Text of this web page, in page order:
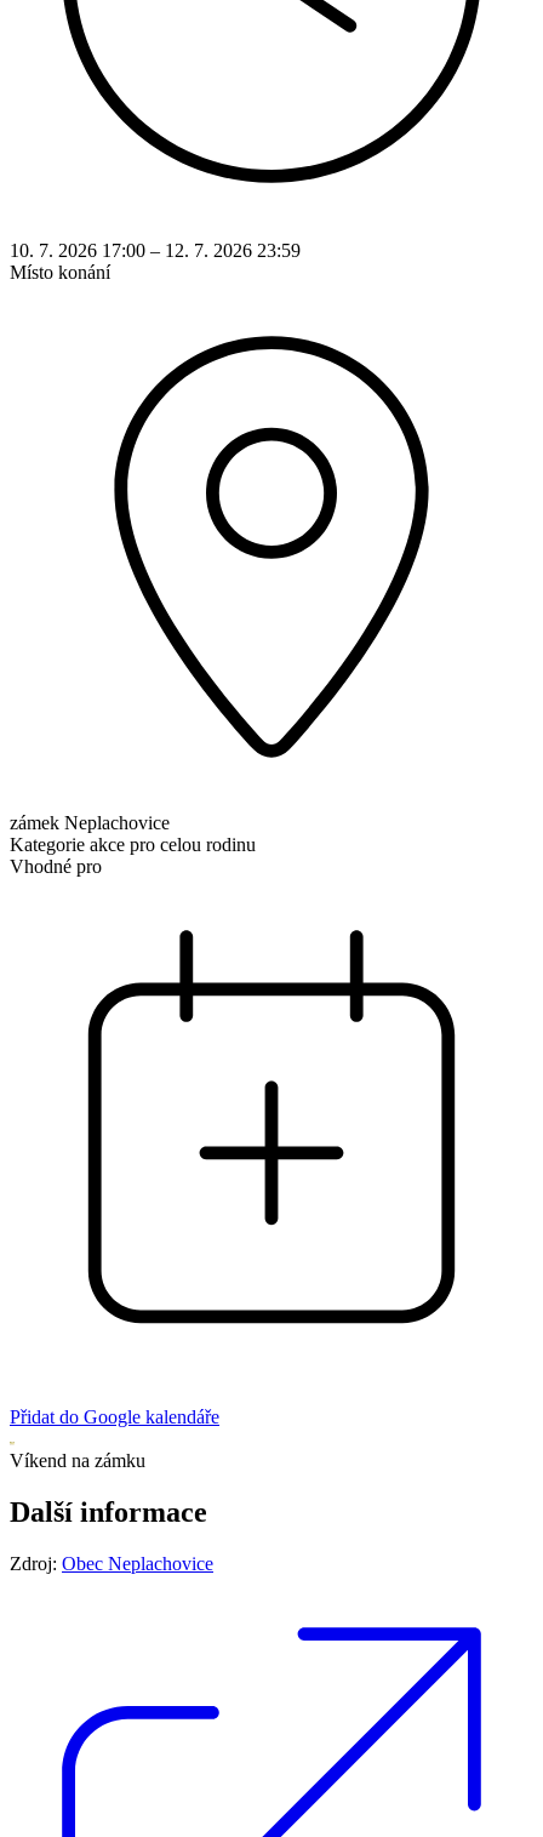
10. 7. 2026 17:00 – 12. 7. 2026 23:59
Místo konání
zámek Neplachovice
Kategorie akce pro celou rodinu
Vhodné pro
Přidat do Google kalendáře
Víkend na zámku
Další informace
Zdroj: Obec Neplachovice